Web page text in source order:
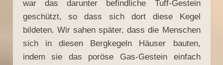
war das darunter befindliche Tuff-Gestein
geschützt, so dass sich dort diese Kegel
bildeten. Wir sahen später, dass die Menschen
sich in diesen Bergkegeln Häuser bauten,
indem sie das poröse Gas-Gestein einfach